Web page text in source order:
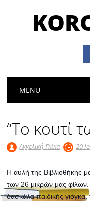
Main menu
MENU
“Το κουτί
Αγγελική Γκίκα 20
Η αυλή της Βιβλιοθήκης
των 26 μικρών μας
δασκάλα παιδικής γιόγκα,